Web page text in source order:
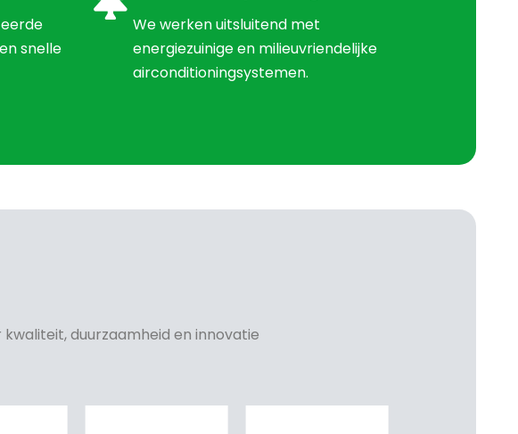
snelle
We werken uitsluitend met
energiezuinige en milieuvriendelijke
airconditioningsystemen.
duurzaamheid en innovatie